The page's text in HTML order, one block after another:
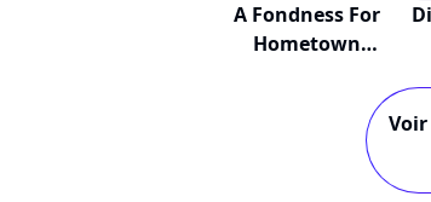
A Fondness For
Hometown